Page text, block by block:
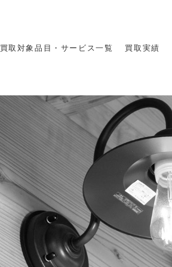
買取対象品目・サービス一覧 買取実績